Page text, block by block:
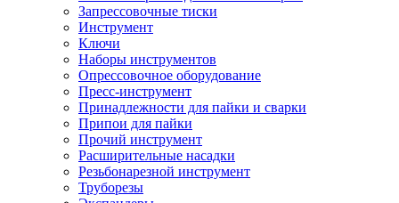
Запрессовочные тиски
Инструмент
Ключи
Наборы инструментов
Опрессовочное оборудование
Пресс-инструмент
Принадлежности для пайки и сварки
Припои для пайки
Прочий инструмент
Расширительные насадки
Резьбонарезной инструмент
Труборезы